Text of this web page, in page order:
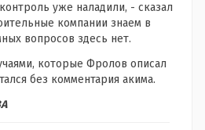
уже наладили, - сказал
компании знаем в
вопросов здесь нет.
которые Фролов описал
без комментария акима.